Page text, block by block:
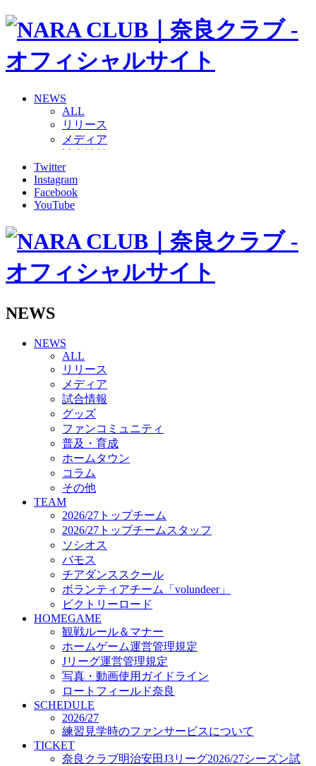
NEWS
ALL
リリース
メディア
グッズ
ファンコミュニティ
普及・育成
ホームタウン
その他
2026/27トップチーム
2026/27トップチームスタッフ
ボランティアチーム「volundeer」
ビクトリーロード
HOMEGAME
観戦ルール＆マナー
ホームゲーム運営管理規定
Jリーグ運営管理規定
写真・動画使用ガイドライン
ロートフィールド奈良
SCHEDULE
2026/27
練習見学時のファンサービスについて
TICKET
奈良クラブ明治安田J3リーグ2026/27シーズン試
合観戦チケット
奈良クラブ明治安田Ｊ3リーグ 2026/27シーズン
「鹿パス」
観戦ルール＆マナー
FANCOMMUNITY
2026/27ファンコミュニティ
サポートショップ
GOODS
オフィシャルストア（実店舗）
オンラインストア
ACADEMY
アカデミーについて
プロジェクト
コーチ&スタッフ
ジュニア
ジュニアユース
ユース
Twitter
Instagram
Facebook
YouTube
NEWS
NEWS
ALL
リリース
メディア
試合情報
グッズ
ファンコミュニティ
普及・育成
ホームタウン
コラム
その他
TEAM
2026/27トップチーム
2026/27トップチームスタッフ
ソシオス
バモス
チアダンススクール
ボランティアチーム「volundeer」
ビクトリーロード
HOMEGAME
観戦ルール＆マナー
ホームゲーム運営管理規定
Jリーグ運営管理規定
写真・動画使用ガイドライン
ロートフィールド奈良
SCHEDULE
2026/27
練習見学時のファンサービスについて
TICKET
奈良クラブ明治安田J3リーグ2026/27シーズン試